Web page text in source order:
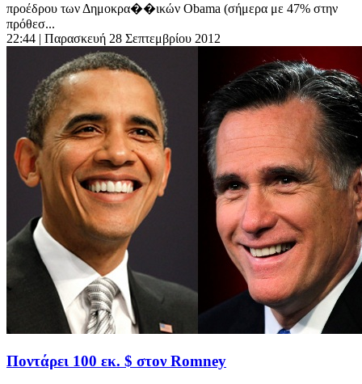
προέδρου των Δημοκρα��ικών Obama (σήμερα με 47% στην
πρόθεσ...
22:44 | Παρασκευή 28 Σεπτεμβρίου 2012
Ποντάρει 100 εκ. $ στον Romney